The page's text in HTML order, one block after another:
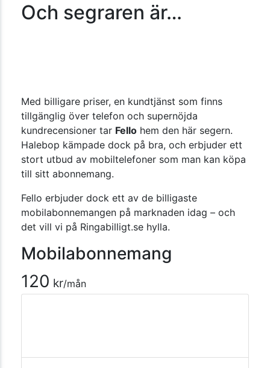
Och segraren är…
Med billigare priser, en kundtjänst som finns
tillgänglig över telefon och supernöjda
kundrecensioner tar Fello hem den här segern.
Halebop kämpade dock på bra, och erbjuder ett
stort utbud av mobiltelefoner som man kan köpa
till sitt abonnemang.
Fello erbjuder dock ett av de billigaste
mobilabonnemangen på marknaden idag – och
det vill vi på Ringabilligt.se hylla.
Mobilabonnemang
120 kr/mån